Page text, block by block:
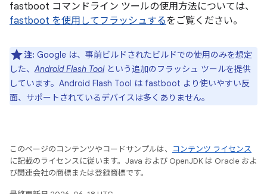
fastboot コマンドライン ツールの使用方法については、
fastboot を使用してフラッシュするをご覧ください。
注: Google は、事前ビルドされたビルドでの使用のみを想定
した、Android Flash Toolという追加のフラッシュ ツールを提供
しています。Android Flash Tool は fastboot より使いやすい反
面、サポートされているデバイスは多くありません。
このページのコンテンツやコードサンプルは、
コンテンツ ライセンス
に記載のライセンスに従います。Java および OpenJDK は Oracle およ
び関連会社の商標または登録商標です。